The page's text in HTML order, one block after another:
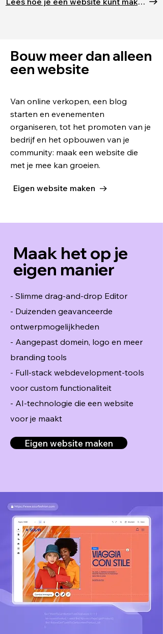
Bouw meer dan alleen
een website
Van online verkopen, een blog
starten en evenementen
organiseren, tot het promoten van je
bedrijf en het opbouwen van je
community: maak een website die
met je mee kan groeien.
Eigen website maken
Maak het op je
eigen manier
- Slimme drag-and-drop Editor
- Duizenden geavanceerde
ontwerpmogelijkheden
- Aangepast domein, logo en meer
branding tools
- Full-stack webdevelopment-tools
voor custom functionaliteit
- AI-technologie die een website
voor je maakt
Eigen website maken